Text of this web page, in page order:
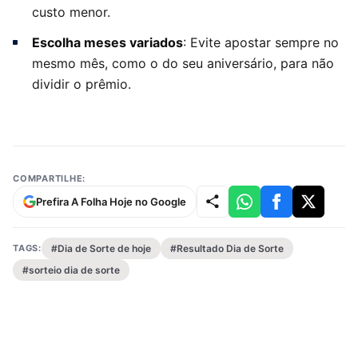
custo menor.
Escolha meses variados: Evite apostar sempre no
mesmo mês, como o do seu aniversário, para não
dividir o prêmio.
COMPARTILHE:
Prefira A Folha Hoje no Google
TAGS: #Dia de Sorte de hoje
#Resultado Dia de Sorte
#sorteio dia de sorte